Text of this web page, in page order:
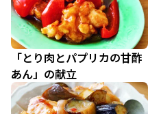
「とり肉とパプリカの甘酢
あん」の献立